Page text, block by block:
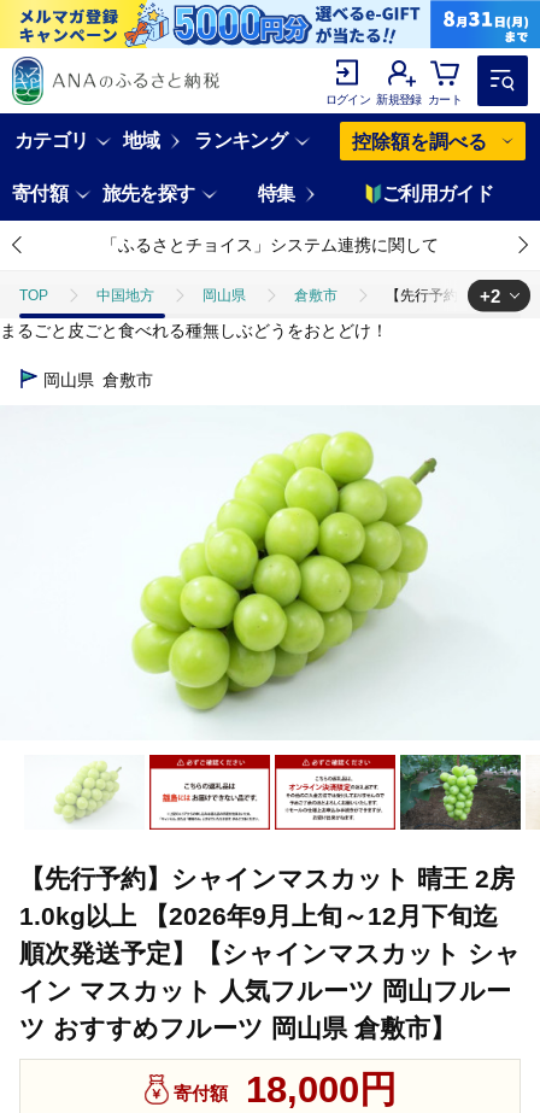
ログイン 新規登録 カート
カテゴリ 地域 ランキング 控除額を調べる
寄付額 旅先を探す 特集 ご利用ガイド
「ふるさとチョイス」システム連携に関して
TOP 中国地方 岡山県 倉敷市 【先行予約】シャイ
TOP フルーツ 【先行予約】シャインマスカット 晴王 2房 1.0kg
TOP フルーツ
+2
まるごと皮ごと食べれる種無しぶどうをおとどけ！
岡山県 倉敷市
【先行予約】シャインマスカット 晴王 2房
1.0kg以上 【2026年9月上旬～12月下旬迄
順次発送予定】【シャインマスカット シャ
イン マスカット 人気フルーツ 岡山フルー
ツ おすすめフルーツ 岡山県 倉敷市】
寄付額 18,000円